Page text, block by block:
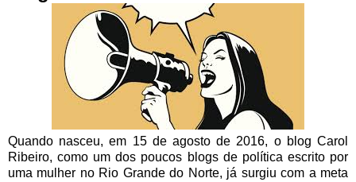
Quando nasceu, em 15 de agosto de 2016, o blog Carol
Ribeiro, como um dos poucos blogs de política escrito por
uma mulher no Rio Grande do Norte, já surgiu com a meta